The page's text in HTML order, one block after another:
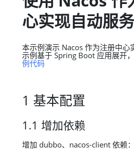
心实现自动服
本示例演示 Nacos 作为注册中心
示例基于 Spring Boot 应用展开
例代码
1 基本配置
1.1 增加依赖
增加 dubbo、nacos-client 依赖：